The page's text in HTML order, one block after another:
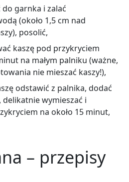
garnka i zalać
(około 1,5 cm nad
posolić,
kaszę pod przykryciem
na małym palniku (ważne,
nie mieszać kaszy!),
odstawić z palnika, dodać
delikatnie wymieszać i
na około 15 minut,
– przepisy